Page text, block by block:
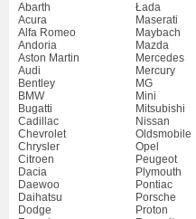
Abarth
Acura
Alfa Romeo
Andoria
Aston Martin
Audi
Bentley
BMW
Bugatti
Cadillac
Chevrolet
Chrysler
Citroen
Dacia
Daewoo
Daihatsu
Dodge
Łada
Maserati
Maybach
Mazda
Mercedes
Mercury
MG
Mini
Mitsubishi
Nissan
Oldsmobile
Opel
Peugeot
Plymouth
Pontiac
Porsche
Proton